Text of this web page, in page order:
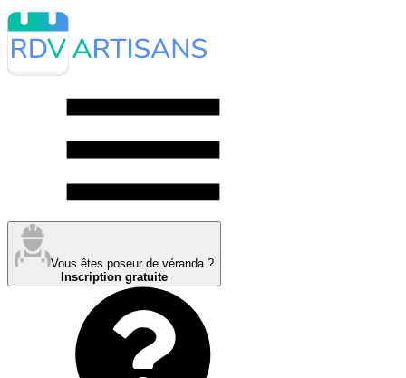
Vous êtes poseur de véranda ?
Inscription gratuite